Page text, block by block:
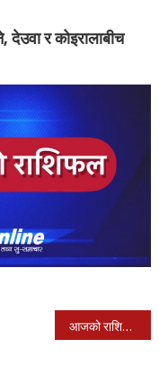
देउवा र कोइरालाबीच
आजको राशिफल ।। माघ २२ गते आईतवार